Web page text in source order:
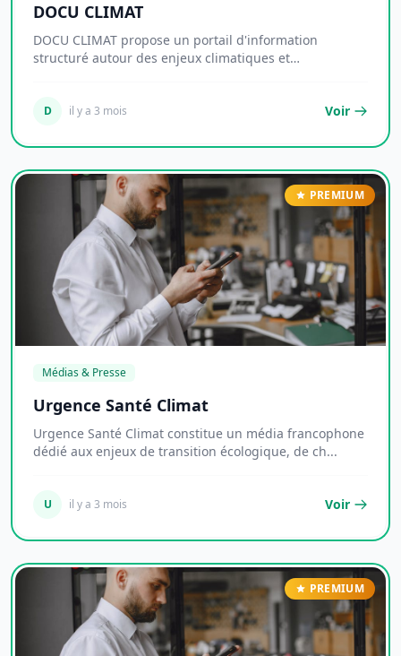
DOCU CLIMAT
DOCU CLIMAT propose un portail d'information
structuré autour des enjeux climatiques et
D il y a 3 mois Voir
PREMIUM
Médias & Presse
Urgence Santé Climat
Urgence Santé Climat constitue un média francophone
dédié aux enjeux de transition écologique, de ch...
U il y a 3 mois Voir
PREMIUM